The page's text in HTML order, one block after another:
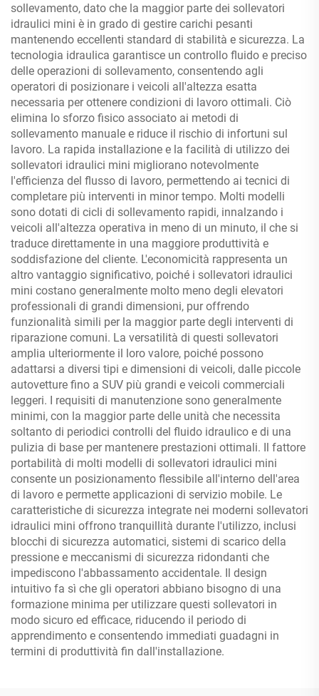
sollevamento, dato che la maggior parte dei sollevatori
idraulici mini è in grado di gestire carichi pesanti
mantenendo eccellenti standard di stabilità e sicurezza. La
tecnologia idraulica garantisce un controllo fluido e preciso
delle operazioni di sollevamento, consentendo agli
operatori di posizionare i veicoli all'altezza esatta
necessaria per ottenere condizioni di lavoro ottimali. Ciò
elimina lo sforzo fisico associato ai metodi di
sollevamento manuale e riduce il rischio di infortuni sul
lavoro. La rapida installazione e la facilità di utilizzo dei
sollevatori idraulici mini migliorano notevolmente
l'efficienza del flusso di lavoro, permettendo ai tecnici di
completare più interventi in minor tempo. Molti modelli
sono dotati di cicli di sollevamento rapidi, innalzando i
veicoli all'altezza operativa in meno di un minuto, il che si
traduce direttamente in una maggiore produttività e
soddisfazione del cliente. L'economicità rappresenta un
altro vantaggio significativo, poiché i sollevatori idraulici
mini costano generalmente molto meno degli elevatori
professionali di grandi dimensioni, pur offrendo
funzionalità simili per la maggior parte degli interventi di
riparazione comuni. La versatilità di questi sollevatori
amplia ulteriormente il loro valore, poiché possono
adattarsi a diversi tipi e dimensioni di veicoli, dalle piccole
autovetture fino a SUV più grandi e veicoli commerciali
leggeri. I requisiti di manutenzione sono generalmente
minimi, con la maggior parte delle unità che necessita
soltanto di periodici controlli del fluido idraulico e di una
pulizia di base per mantenere prestazioni ottimali. Il fattore
portabilità di molti modelli di sollevatori idraulici mini
consente un posizionamento flessibile all'interno dell'area
di lavoro e permette applicazioni di servizio mobile. Le
caratteristiche di sicurezza integrate nei moderni sollevatori
idraulici mini offrono tranquillità durante l'utilizzo, inclusi
blocchi di sicurezza automatici, sistemi di scarico della
pressione e meccanismi di sicurezza ridondanti che
impediscono l'abbassamento accidentale. Il design
intuitivo fa sì che gli operatori abbiano bisogno di una
formazione minima per utilizzare questi sollevatori in
modo sicuro ed efficace, riducendo il periodo di
apprendimento e consentendo immediati guadagni in
termini di produttività fin dall'installazione.